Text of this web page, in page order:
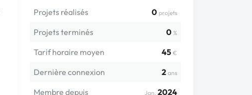
Projets réalisés 0 projets
Projets terminés 0 %
Tarif horaire moyen 45 €
Dernière connexion 2 ans
Membre depuis Jan. 2024